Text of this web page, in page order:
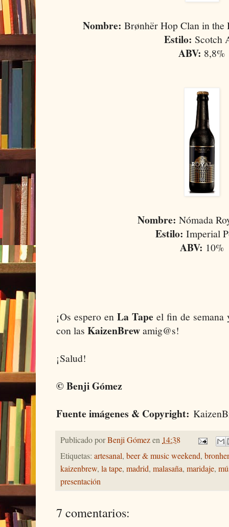
Nombre: Brønhër Hop Clan in
Estilo: Scotch
ABV: 8,8%
Nombre: Nómada
Estilo: Imperial
ABV: 10%
¡Os espero en La Tape el fin de semana
con las KaizenBrewamig@s!
¡Salud!
© Benji Gómez
Fuente imágenes & Copyright:
Publicado porBenji Gómezen14:38
Etiquetas: artesanal, beer & music weekend,
kaizenbrew, la tape, madrid, malasaña, maridaje,
presentación
7 comentarios: